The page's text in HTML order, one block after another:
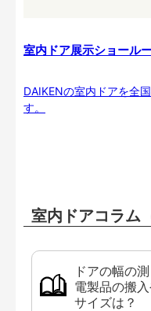
室内ドア展示ショール
DAIKENの室内ドアを全
す。
室内ドアコラム
ドアの幅の
電製品の搬
サイズは？